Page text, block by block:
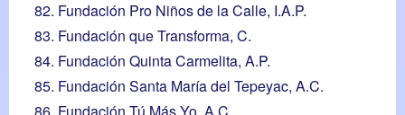
Fundación Pro Niños de la Calle, I.A.P.
Fundación que Transforma, C.
Fundación Quinta Carmelita, A.P.
Fundación Santa María del Tepeyac, A.C.
Fundación Tú Más Yo, A.C.